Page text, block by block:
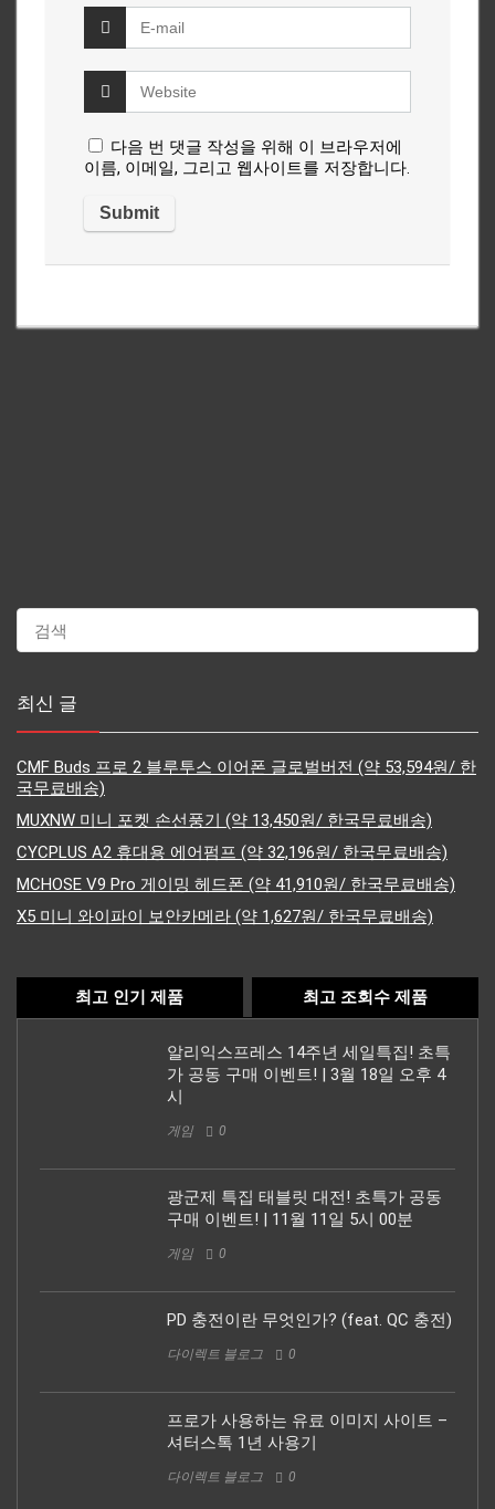
다음 번 댓글 작성을 위해 이 브라우저에
이름, 이메일, 그리고 웹사이트를 저장합니다.
최신 글
CMF Buds 프로 2 블루투스 이어폰 글로벌버전 (약 53,594원/ 한
국무료배송)
MUXNW 미니 포켓 손선풍기 (약 13,450원/ 한국무료배송)
CYCPLUS A2 휴대용 에어펌프 (약 32,196원/ 한국무료배송)
MCHOSE V9 Pro 게이밍 헤드폰 (약 41,910원/ 한국무료배송)
X5 미니 와이파이 보안카메라 (약 1,627원/ 한국무료배송)
최고 인기 제품 최고 조회수 제품
알리익스프레스 14주년 세일특집! 초특
가 공동 구매 이벤트! | 3월 18일 오후 4
시
게임 0
광군제 특집 태블릿 대전! 초특가 공동
구매 이벤트! | 11월 11일 5시 00분
게임 0
PD 충전이란 무엇인가? (feat. QC 충전)
다이렉트 블로그 0
프로가 사용하는 유료 이미지 사이트 –
셔터스톡 1년 사용기
다이렉트 블로그 0